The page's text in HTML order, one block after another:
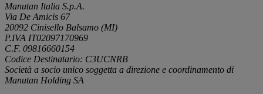
Manutan Italia S.p.A.
Via De Amicis 67
20092 Cinisello Balsamo (MI)
P.IVA IT02097170969
C.F. 09816660154
Codice Destinatario: C3UCNRB
Società a socio unico soggetta a direzione e coordinamento di
Manutan Holding SA